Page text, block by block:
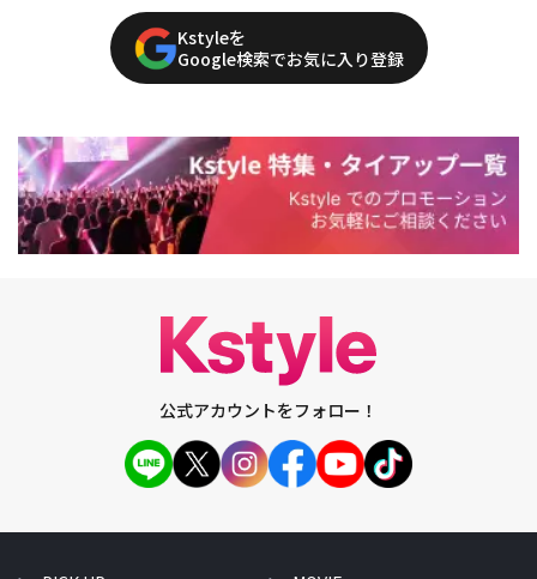
Kstyleを
Google検索でお気に入り登録
公式アカウントをフォロー！